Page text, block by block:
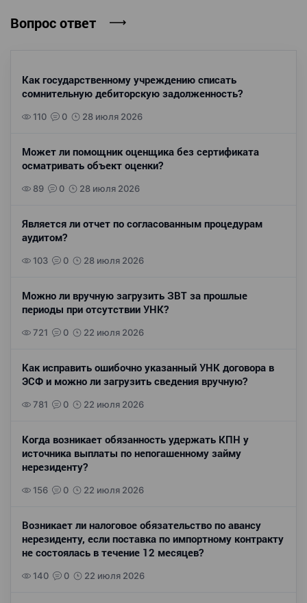
Вопрос ответ
Как государственному учреждению списать
сомнительную дебиторскую задолженность?
110 0 28 июля 2026
Может ли помощник оценщика без сертификата
осматривать объект оценки?
89 0 28 июля 2026
Является ли отчет по согласованным процедурам
аудитом?
103 0 28 июля 2026
Можно ли вручную загрузить ЗВТ за прошлые
периоды при отсутствии УНК?
721 0 22 июля 2026
Как исправить ошибочно указанный УНК договора в
ЭСФ и можно ли загрузить сведения вручную?
781 0 22 июля 2026
Когда возникает обязанность удержать КПН у
источника выплаты по непогашенному займу
нерезиденту?
156 0 22 июля 2026
Возникает ли налоговое обязательство по авансу
нерезиденту, если поставка по импортному контракту
не состоялась в течение 12 месяцев?
140 0 22 июля 2026